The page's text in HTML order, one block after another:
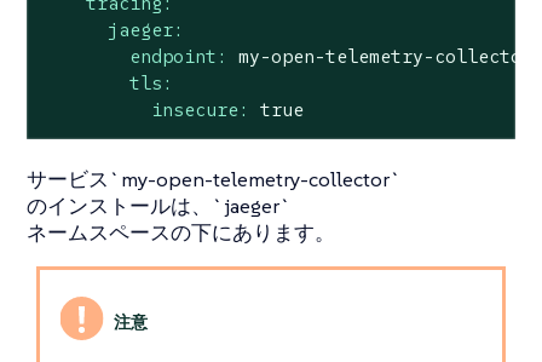
jaeger:
endpoint:
my-open-telemetry-
tls:
insecure:
true
サービス`my-open-telemetry-collector`
のインストールは、`jaeger`
ネームスペースの下にあります。